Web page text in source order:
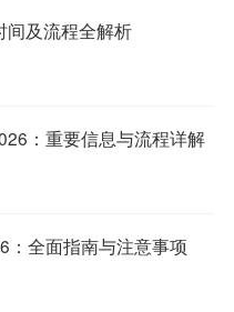
间及流程全解析
：重要信息与流程详解
：全面指南与注意事项